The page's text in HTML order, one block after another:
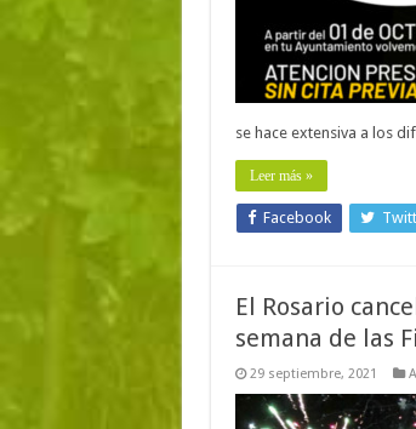
se hace extensiva a los
Leer más »
Facebook
El Rosario
semana de las
29 septiembre, 2021